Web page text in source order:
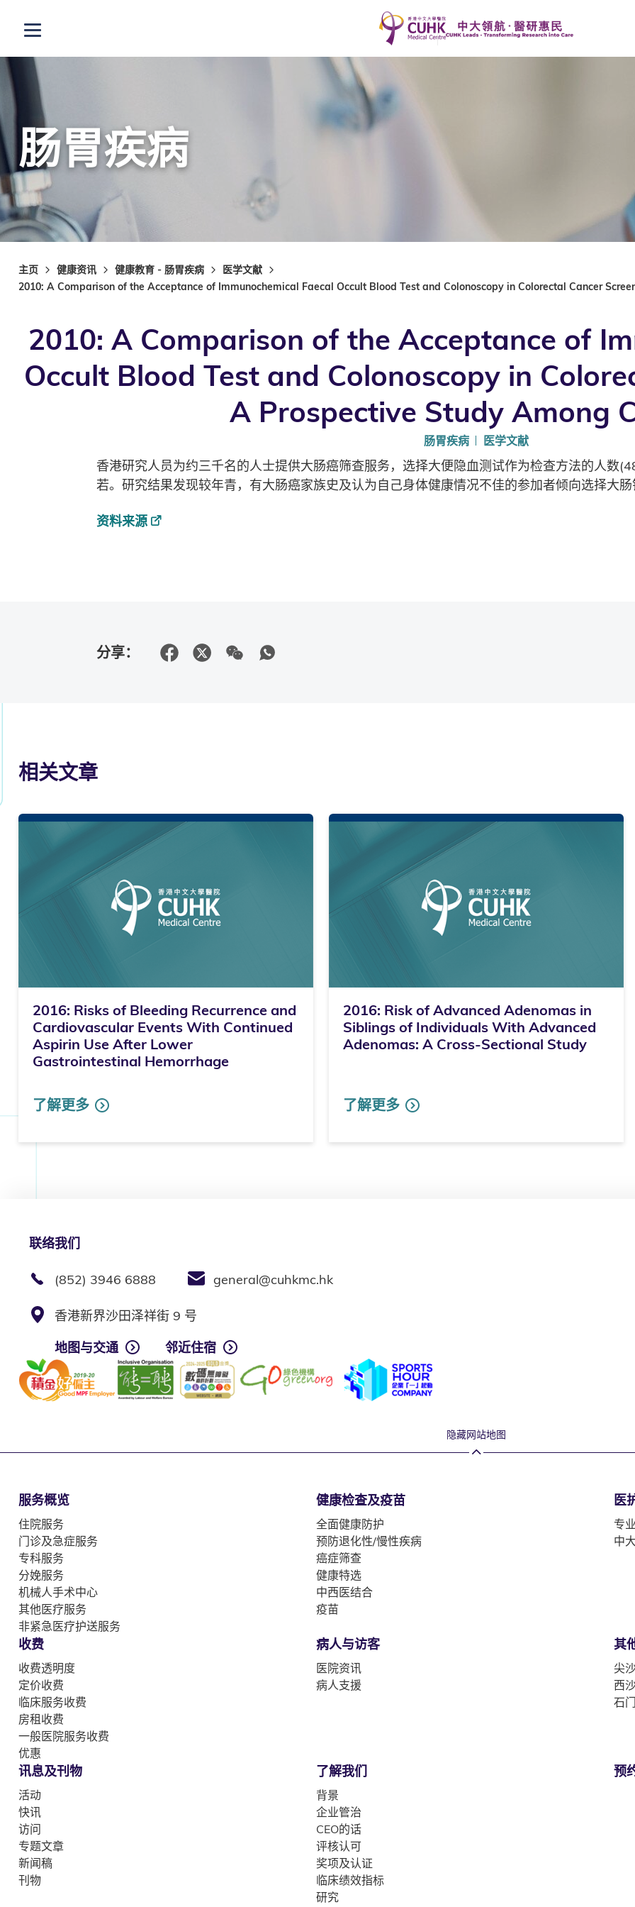
打开选单
肠胃疾病
主页 健康资讯 健康教育 - 肠胃疾病
医学文献
2010: A Comparison of the Acceptance of Immunochemical Faecal Occult Blood Test and Colonoscopy in Colorectal Cancer
2010: A Comparison of the Acceptance of
Occult Blood Test and Colonoscopy in
A Prospective Study Among
肠胃疾病 医学文献
香港研究人员为约三千名的人士提供大肠癌筛查服务，选择大便隐血测试作为检查方法的人数
若。研究结果发现较年青，有大肠癌家族史及认为自己身体健康情况不佳的参加者倾向选择大
资料来源
分享：
相关文章
2016: Risks of Bleeding Recurrence and
Cardiovascular Events With Continued
Aspirin Use After Lower
Gastrointestinal Hemorrhage
了解更多
2016: Risk of Advanced Adenomas in
Siblings of Individuals With Advanced
Adenomas: A Cross-Sectional Study
了解更多
联络我们
(852) 3946 6888 general@cuhkmc.hk
香港新界沙田泽祥街 9 号
地图与交通
邻近住宿
隐藏网站地图
服务概览
住院服务
门诊及急症服务
专科服务
分娩服务
机械人手术中心
其他医疗服务
非紧急医疗护送服务
健康检查及疫苗
全面健康防护
预防退化性/慢性疾病
癌症筛查
健康特选
中西医结合
疫苗
医
专
中
收费
收费透明度
定价收费
临床服务收费
房租收费
一般医院服务收费
优惠
病人与访客
医院资讯
病人支援
其
尖
西
石
讯息及刊物
活动
快讯
访问
专题文章
新闻稿
刊物
了解我们
背景
企业管治
CEO的话
评核认可
奖项及认证
临床绩效指标
研究
预